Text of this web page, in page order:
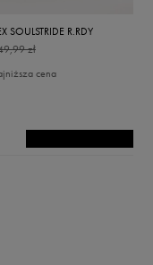
SOULSTRIDE R.RDY
zł
cena